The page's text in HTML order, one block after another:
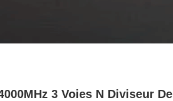
3 Voies N Diviseur De